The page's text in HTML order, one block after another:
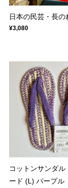
日本の民芸・長の
¥3,080
コットンサンダ
ード (L) パープル